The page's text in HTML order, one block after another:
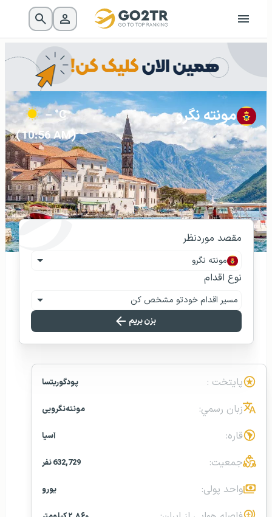
مونته نگرو
– °C
(10:56 AM)
مقصد موردنظر
مونته نگرو
نوع اقدام
مسیر اقدام خودتو مشخص کن
بزن بریم
پایتخت : پودگوریتسا
زبان رسمي: مونته‌نگرویی
قاره: آسیا
جمعیت: 632,729 نفر
واحد پولی: یورو